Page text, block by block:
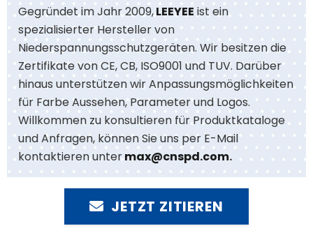
Gegründet im Jahr 2009,LEEYEEist ein
spezialisierter Hersteller von
Niederspannungsschutzgeräten. Wir besitzen die
Zertifikate von CE, CB, ISO9001 und TUV. Darüber
hinaus unterstützen wir Anpassungsmöglichkeiten
für Farbe Aussehen, Parameter und Logos.
Willkommen zu konsultieren für Produktkataloge
und Anfragen, können Sie uns per E-Mail
kontaktieren untermax@cnspd.com.
JETZT ZITIEREN